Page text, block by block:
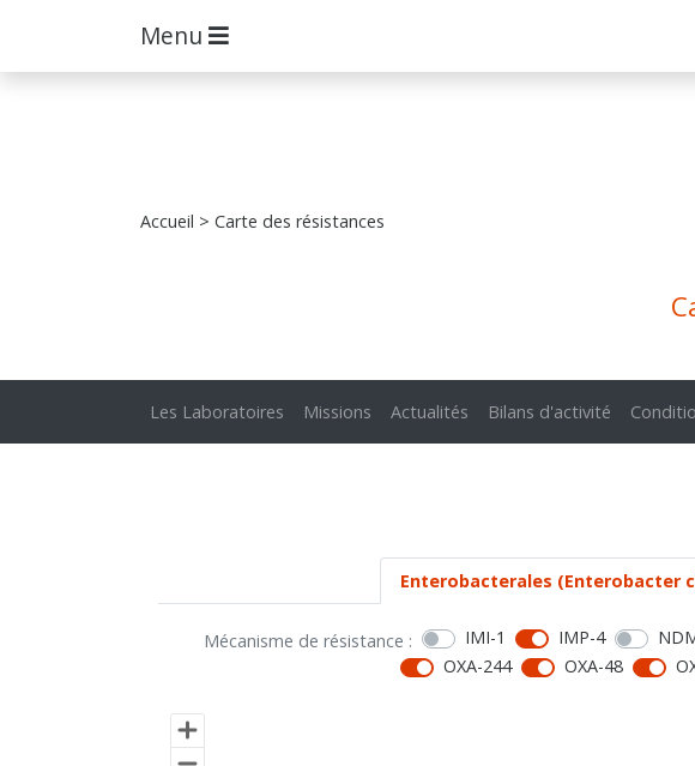
Menu
Accueil > Carte des résistances
Les Laboratoires Missions Actualités Bilans d'activité
Enterobacterales (Enterobacter
Mécanisme de résistance : IMI-1 IMP-4
OXA-244
OXA-48